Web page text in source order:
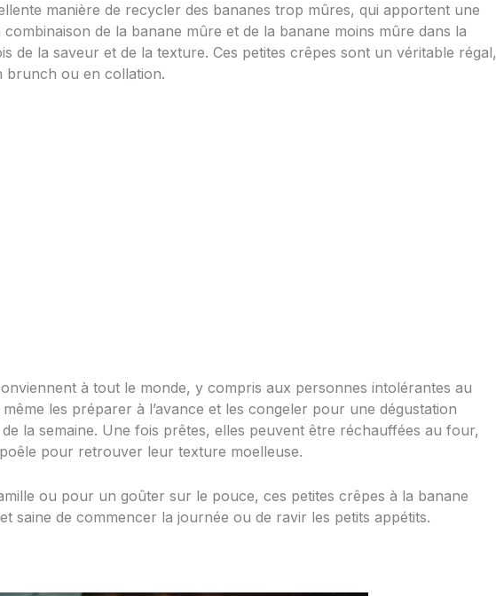
manière de recycler des bananes trop mûres, qui apportent une
de la banane mûre et de la banane moins mûre dans la
de la saveur et de la texture. Ces petites crêpes sont un véritable régal,
brunch ou en collation.
à tout le monde, y compris aux personnes intolérantes au
les préparer à l’avance et les congeler pour une dégustation
la semaine. Une fois prêtes, elles peuvent être réchauffées au four,
pour retrouver leur texture moelleuse.
ou pour un goûter sur le pouce, ces petites crêpes à la banane
saine de commencer la journée ou de ravir les petits appétits.